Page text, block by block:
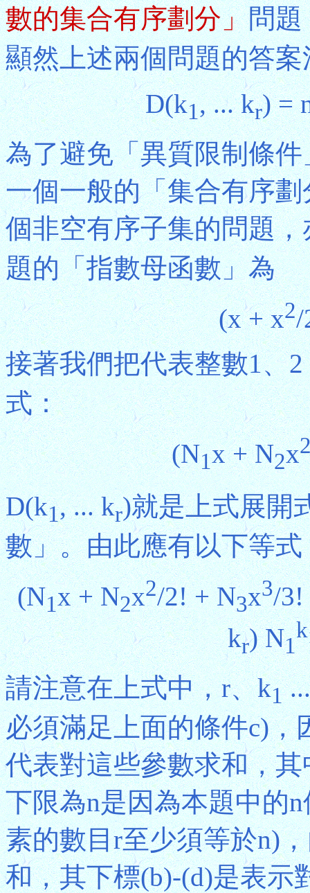
數的集合有序劃分」問題
顯然上述兩個問題的答
D(k1, ... kr) =
為了避免「異質限制條
一個一般的「集合有序
個非空有序子集的問題
題的「指數母函數」為
(x + x2/
接著我們把代表整數1、2
式：
(N1x + N2x
D(k1, ... kr)就是上式展開
數」。由此應有以下等式
(N1x + N2x2/2! + N3x3/3!
kr) N1
k
請注意在上式中，r、k1
必須滿足上面的條件c)
代表對這些參數求和，
下限為n是因為本題中的
素的數目r至少須等於n)
和，其下標(b)-(d)是表示